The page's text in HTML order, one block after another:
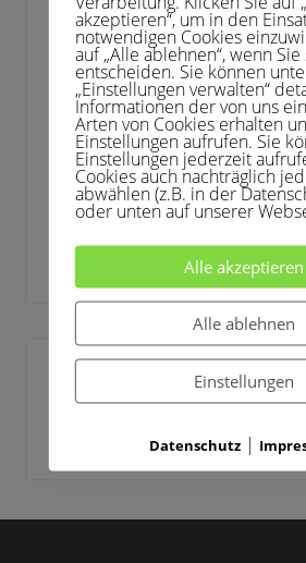
Clubhaus
Deilbach­pokal
Jugend
Mannschaften
Turniere
Verein
Turniere
Deilbachpokal
akzeptieren“, um in den
notwendigen Cookies
auf „Alle ablehnen“, wenn
entscheiden. Sie können
„Einstellungen verwalten“
Informationen der von uns
Arten von Cookies erhalten
Einstellungen aufrufen. Sie
Einstellungen jederzeit
Cookies auch nachträglich
abwählen (z.B. in der
oder unten auf unserer
Alle akzeptieren
Alle ablehnen
Einstellungen
Datenschutz|